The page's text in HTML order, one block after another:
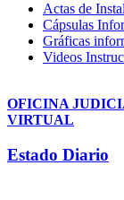
Actas de
Cápsulas
Gráficas
Videos
OFICINA
VIRTUAL
Estado Diario